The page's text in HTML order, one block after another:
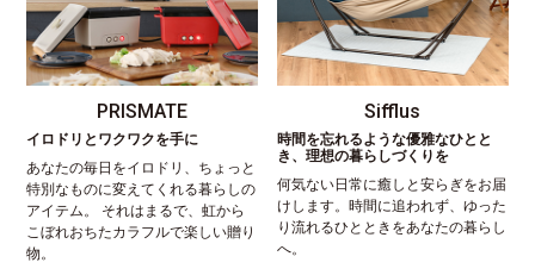
PRISMATE
イロドリとワクワクを手に
あなたの毎日をイロドリ、ちょっと
特別なものに変えてくれる暮らしの
アイテム。 それはまるで、虹から
こぼれおちたカラフルで楽しい贈り
物。
Sifflus
時間を忘れるような優雅なひとと
き、理想の暮らしづくりを
何気ない日常に癒しと安らぎをお届
けします。時間に追われず、ゆった
り流れるひとときをあなたの暮らし
へ。